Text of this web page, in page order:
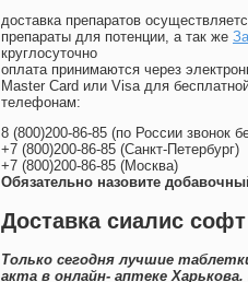
доставка препаратов
препараты для потенции, а так же
круглосуточно
оплата принимаются через
Master Card или Visa для
телефонам:
8 (800)200-86-85 (по России звонок
+7 (800)200-86-85 (Санкт-Петербург)
+7 (800)200-86-85 (Москва)
Обязательно назовите
Доставка сиалис
Только сегодня лучшие
акта в онлайн- аптеке